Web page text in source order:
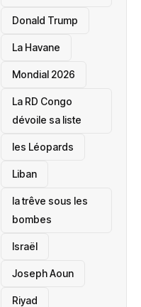
Donald Trump
La Havane
Mondial 2026
La RD Congo
dévoile sa liste
les Léopards
‎Liban
la trêve sous les
bombes
Israël
Joseph Aoun
Riyad